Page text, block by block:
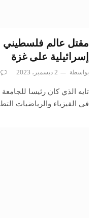
مقتل عالم فلسطيني
إسرائيلية على غزة
بواسطة 2 ديسمبر، 2023
تايه الذي كان رئيسا
في الفيزياء والرياضيات